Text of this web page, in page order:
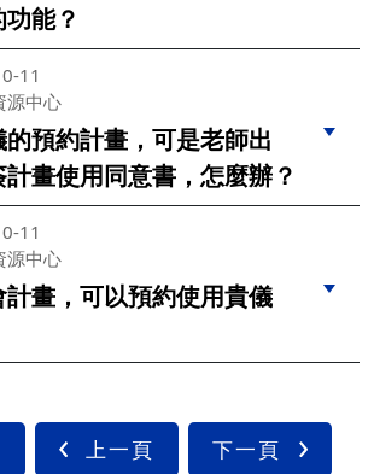
能？
11
源中心
預約計畫，可是老師出
畫使用同意書，怎麼辦？
11
源中心
畫，可以預約使用貴儀
上一頁 下一頁